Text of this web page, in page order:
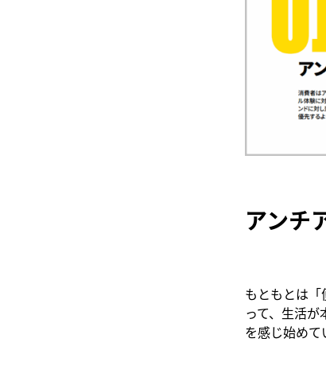
アンチ
もともとは
って、生活
を感じ始めて